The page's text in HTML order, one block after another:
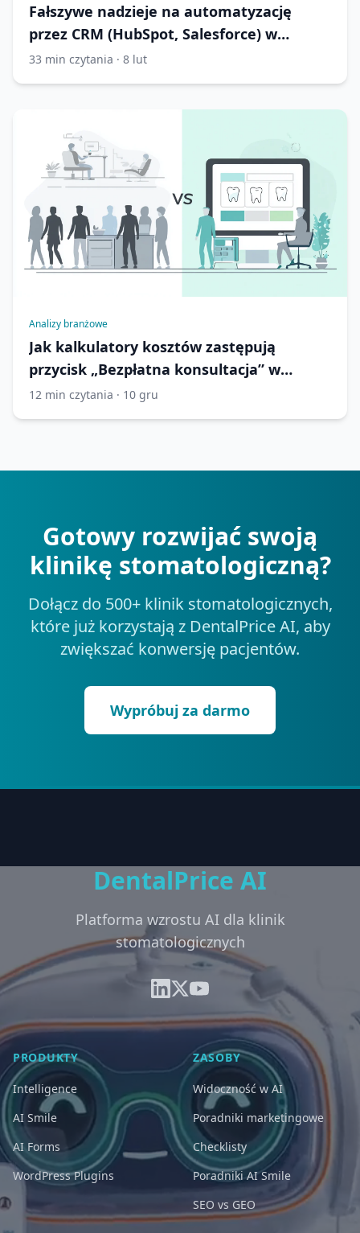
Fałszywe nadzieje na automatyzację
przez CRM (HubSpot, Salesforce) w
stomatologii
33 min czytania · 8 lut
Analizy branżowe
Jak kalkulatory kosztów zastępują
przycisk „Bezpłatna konsultacja” w
marketingu implantów zębowych
12 min czytania · 10 gru
Gotowy rozwijać swoją
klinikę stomatologiczną?
Dołącz do 500+ klinik stomatologicznych,
które już korzystają z DentalPrice AI, aby
zwiększać konwersję pacjentów.
Wypróbuj za darmo
DentalPrice AI
Platforma wzrostu AI dla klinik
stomatologicznych
PRODUKTY
Intelligence
AI Smile
AI Forms
WordPress Plugins
ZASOBY
Widoczność w AI
Poradniki marketingowe
Checklisty
Poradniki AI Smile
SEO vs GEO